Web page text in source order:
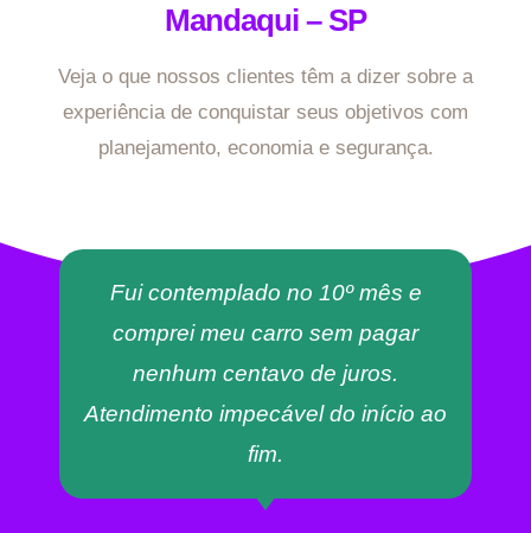
Mandaqui – SP
Veja o que nossos clientes têm a dizer sobre a
experiência de conquistar seus objetivos com
planejamento, economia e segurança.
Fui contemplado no 10º mês e
comprei meu carro sem pagar
nenhum centavo de juros.
Atendimento impecável do início ao
fim.